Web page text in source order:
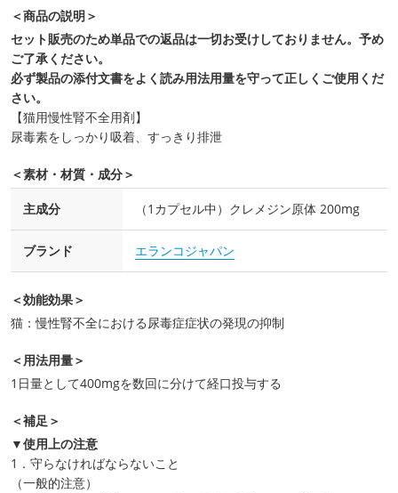
＜商品の説明＞
セット販売のため単品での返品は一切お受けしておりません。予め
ご了承ください。
必ず製品の添付文書をよく読み用法用量を守って正しくご使用くだ
さい。
【猫用慢性腎不全用剤】
尿毒素をしっかり吸着、すっきり排泄
＜素材・材質・成分＞
主成分 （1カプセル中）クレメジン原体 200mg
ブランド エランコジャパン
＜効能効果＞
猫：慢性腎不全における尿毒症症状の発現の抑制
＜用法用量＞
1日量として400mgを数回に分けて経口投与する
＜補足＞
▼使用上の注意
1．守らなければならないこと
（一般的注意）